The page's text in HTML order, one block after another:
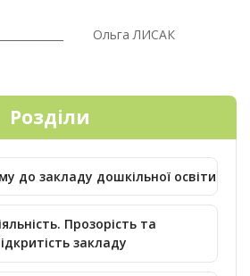
Ольга ЛИСАК
Розділи
до закладу дошкільної освіти
Прозорість та
закладу